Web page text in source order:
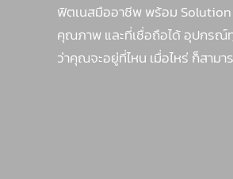
ฟิตเนสมืออาชีพ พร้อม Solution
คุณภาพ และที่เชื่อถือได้ อุปกรณ์
ว่าคุณจะอยู่ที่ไหน เมื่อไหร่ ก็สาม